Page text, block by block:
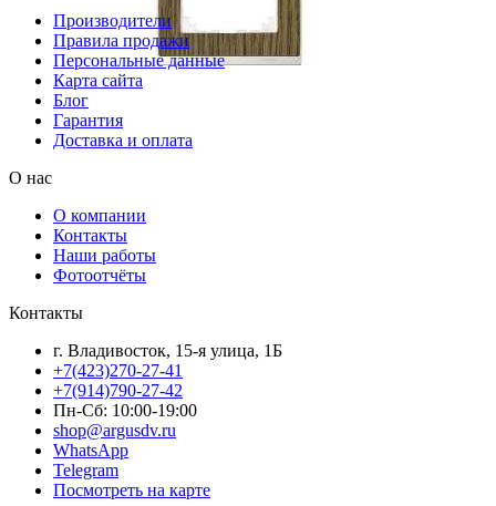
Производители
Правила продажи
Персональные данные
Карта сайта
Блог
Гарантия
Доставка и оплата
О нас
О компании
Контакты
Наши работы
Фотоотчёты
Контакты
г. Владивосток, 15-я улица, 1Б
+7(423)270-27-41
+7(914)790-27-42
Пн-Сб: 10:00-19:00
shop@argusdv.ru
WhatsApp
Telegram
Посмотреть на карте